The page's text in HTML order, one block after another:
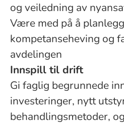
og veiledning av
Være med på å
kompetanseheving og
avdelingen
Innspill til drift
Gi faglig begrunnede
investeringer, nytt
behandlingsmetoder,